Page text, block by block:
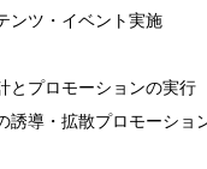
ンツ・イベント実施
とプロモーションの実行
誘導・拡散プロモーショ